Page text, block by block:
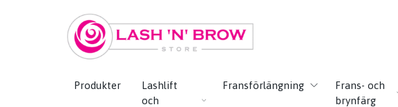
Produkter
Lashlift
och
Fransförlängning
Frans- och
brynfärg